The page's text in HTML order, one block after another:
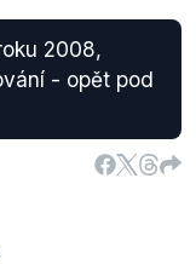
2008,
- opět pod